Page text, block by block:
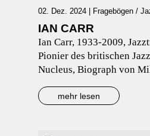
IAN CARR
02. Dez. 2024 | Fragebögen /
Ian Carr, 1933-2009,
Pionier des britischen
Nucleus, Biograph von
mehr lesen